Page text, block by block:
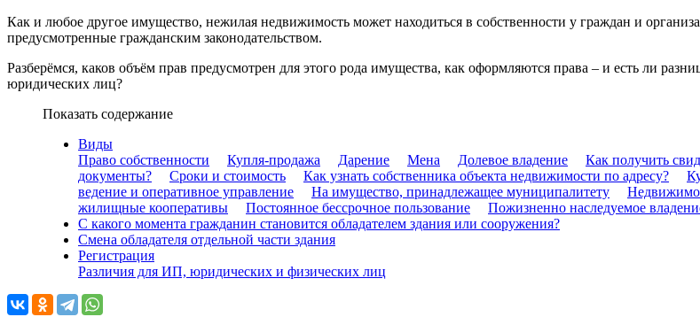
Как и любое другое имущество, нежилая недвижимость может находиться в собственности у граждан и
предусмотренные гражданским законодательством.
Разберёмся, каков объём прав предусмотрен для этого рода имущества, как оформляются права – и есть ли
юридических лиц?
Показать содержание
Виды
Право собственности
Купля-продажа Дарение Мена Долевое владение Как получить
документы?
Сроки и стоимость Как узнать собственника объекта недвижимости по адресу?
ведение и оперативное управление
На имущество, принадлежащее муниципалитету
жилищные кооперативы
Постоянное бессрочное пользование Пожизненно наследуемое
С какого момента гражданин становится обладателем здания или сооружения?
Смена обладателя отдельной части здания
Регистрация
Различия для ИП, юридических и физических лиц